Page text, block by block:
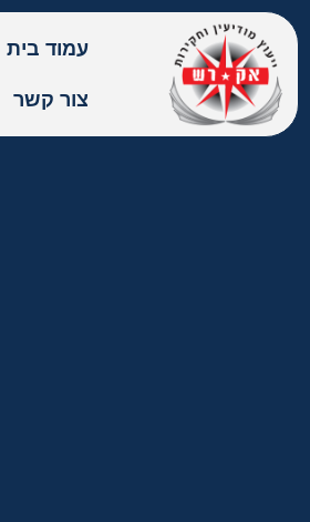
עמוד בית
צור קשר